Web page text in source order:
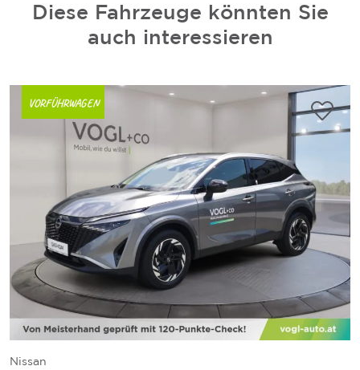
Diese Fahrzeuge könnten Sie
auch interessieren
VORFÜHRWAGEN
Nissan